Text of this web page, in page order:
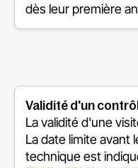
dès leur première
Validité d'un
La validité d'une
La date limite avant
technique est